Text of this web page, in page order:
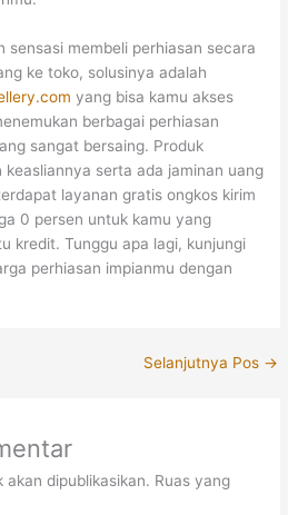
sensasi membeli perhiasan secara
ke toko, solusinya adalah
yang bisa kamu akses
berbagai perhiasan
sangat bersaing. Produk
serta ada jaminan uang
layanan gratis ongkos kirim
0 persen untuk kamu yang
kredit. Tunggu apa lagi, kunjungi
perhiasan impianmu dengan
Selanjutnya Pos →
akan dipublikasikan. Ruas yang